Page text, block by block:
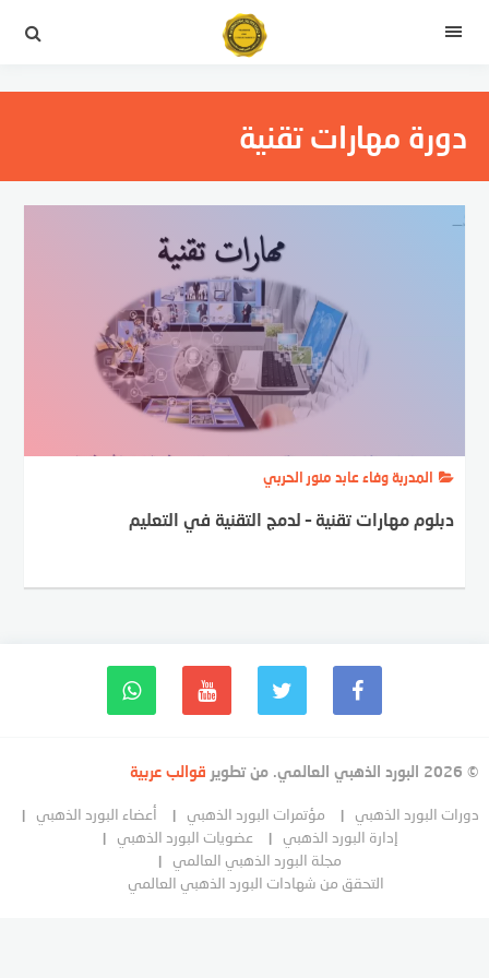
دورة مهارات تقنية
المدربة وفاء عابد منور الحربي
دبلوم مهارات تقنية – لدمج التقنية في التعليم
© 2026 البورد الذهبي العالمي. من تطوير قوالب عربية
دورات البورد الذهبي مؤتمرات البورد الذهبي
أعضاء البورد الذهبي
إدارة البورد الذهبي
عضويات البورد الذهبي
مجلة البورد الذهبي العالمي
التحقق من شهادات البورد الذهبي العالمي